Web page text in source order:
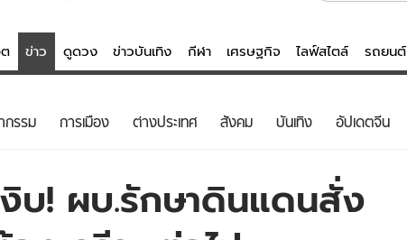
ข่าว ดูดวง ข่าวบันเทิง กีฬา เศรษฐกิจ ไลฟ์สไตล์ รถยนต์
ดูดวง - ตรวจหวย
สถิติหวยไทย
ไลฟ์สไตล์
ผู้ชาย
วัยรุ่น
รรม การเมือง ต่างประเทศ สังคม บันเทิง อัปเดตจีน
งิบ! ผบ.รักษาดินแดนสั่ง